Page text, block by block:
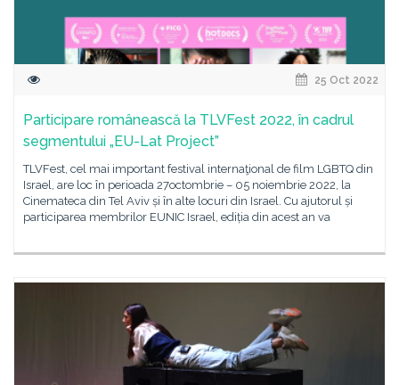
25 Oct 2022
Participare românească la TLVFest 2022, în cadrul
segmentului „EU-Lat Project”
TLVFest, cel mai important festival internaţional de film LGBTQ din
Israel, are loc în perioada 27octombrie – 05 noiembrie 2022, la
Cinemateca din Tel Aviv și în alte locuri din Israel. Cu ajutorul și
participarea membrilor EUNIC Israel, ediția din acest an va